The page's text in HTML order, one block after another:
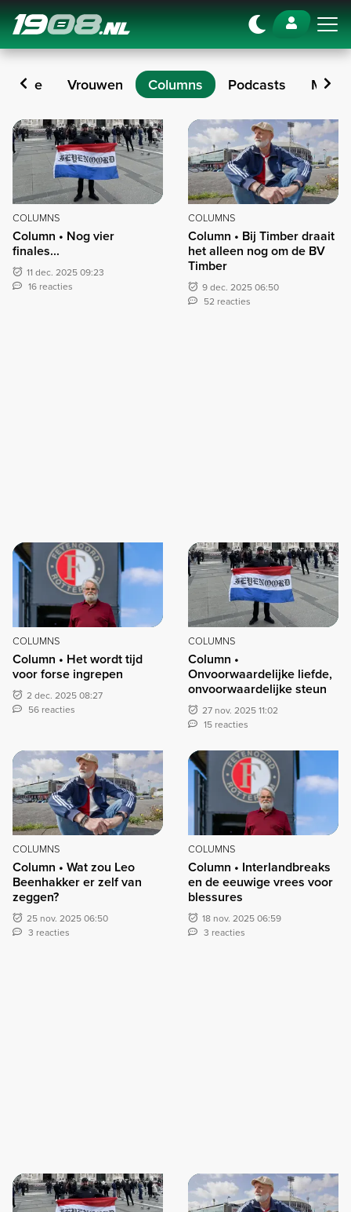
Navigation
Vrouwen Columns Podcasts
Columns
COLUMNS
Column • Nog vier
finales...
11 dec. 2025 09:23
16 reacties
COLUMNS
Column • Bij Timber draait
het alleen nog om de BV
Timber
9 dec. 2025 06:50
52 reacties
COLUMNS
Column • Het wordt tijd
voor forse ingrepen
2 dec. 2025 08:27
56 reacties
COLUMNS
Column •
Onvoorwaardelijke liefde,
onvoorwaardelijke steun
27 nov. 2025 11:02
15 reacties
COLUMNS
Column • Wat zou Leo
Beenhakker er zelf van
zeggen?
25 nov. 2025 06:50
3 reacties
COLUMNS
Column • Interlandbreaks
en de eeuwige vrees voor
blessures
18 nov. 2025 06:59
3 reacties